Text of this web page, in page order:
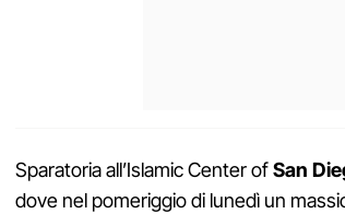
Sparatoria all’Islamic Center ofSan
dove nel pomeriggio di lunedì un